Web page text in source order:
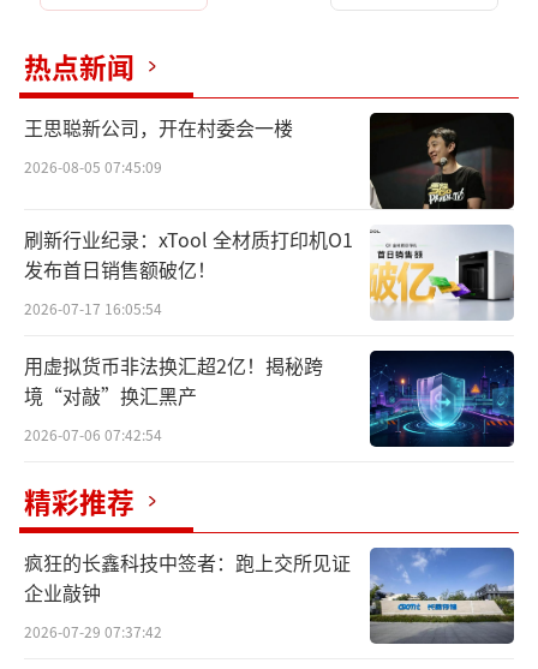
热点新闻
王思聪新公司，开在村委会一楼
2026-08-05 07:45:09
刷新行业纪录：xTool 全材质打印机O1
发布首日销售额破亿！
2026-07-17 16:05:54
用虚拟货币非法换汇超2亿！揭秘跨
境“对敲”换汇黑产
2026-07-06 07:42:54
精彩推荐
疯狂的长鑫科技中签者：跑上交所见证
企业敲钟
2026-07-29 07:37:42